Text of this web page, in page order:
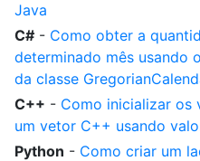
Java
C# - Como obter a
determinado mês usando
da classe
C++ - Como inicializar os
um vetor C++ usando
Python - Como criar um